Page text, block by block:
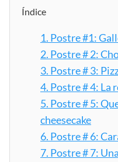
Índice
1. Postre #1:
2. Postre # 2:
3. Postre # 3:
4. Postre # 4: La
5. Postre # 5:
cheesecake
6. Postre # 6:
7. Postre # 7: